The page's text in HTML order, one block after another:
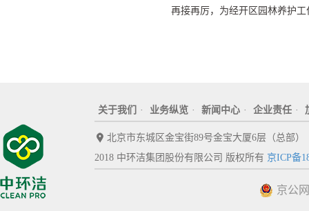
再接再厉，为经开区园林养护工
关于我们 · 业务纵览 · 新闻中心 · 企业责任 ·
北京市东城区金宝街89号金宝大厦6层（总部）
2018 中环洁集团股份有限公司 版权所有 京ICP备
京公